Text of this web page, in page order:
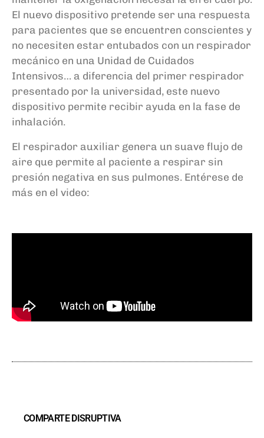
El nuevo dispositivo pretende ser una respuesta
para pacientes que se encuentren conscientes y
no necesiten estar entubados con un respirador
mecánico en una Unidad de Cuidados
Intensivos… a diferencia del primer respirador
presentado por la universidad, este nuevo
dispositivo permite recibir ayuda en la fase de
inhalación.
El respirador auxiliar genera un suave flujo de
aire que permite al paciente a respirar sin
presión negativa en sus pulmones. Entérese de
más en el video:
COMPARTE DISRUPTIVA